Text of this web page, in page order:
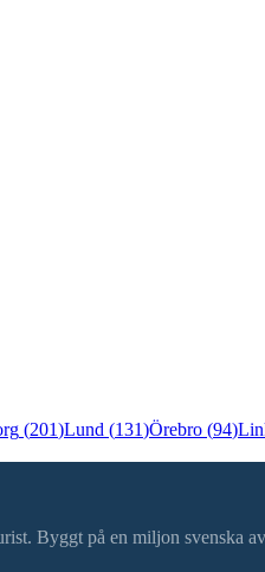
(201)Lund (131)Örebro (94)
Byggt på en miljon svenska